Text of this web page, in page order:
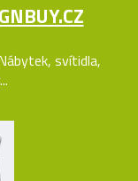
svítidla,